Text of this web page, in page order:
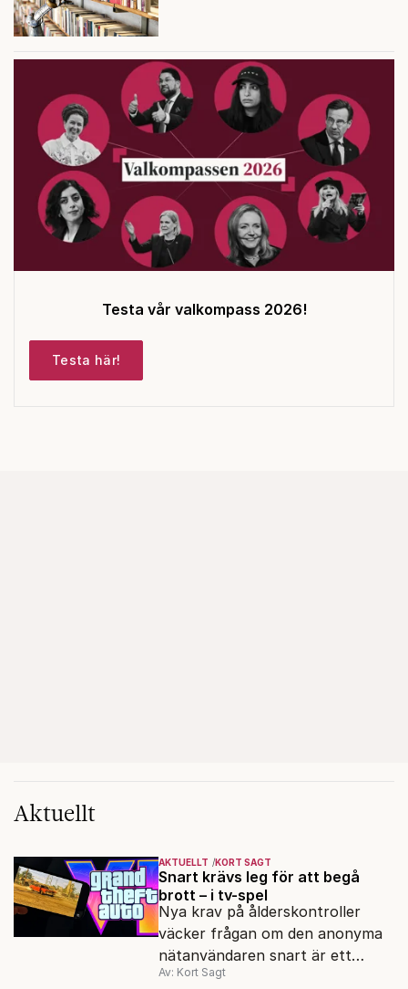
Testa vår valkompass 2026!
Testa här!
Aktuellt
AKTUELLT KORT SAGT
Snart krävs leg för att begå
brott – i tv-spel
Nya krav på ålderskontroller
väcker frågan om den anonyma
nätanvändaren snart är ett
minne blott.
Av: Kort Sagt